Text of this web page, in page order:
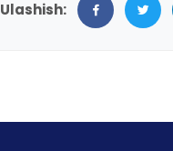
Ulashish: